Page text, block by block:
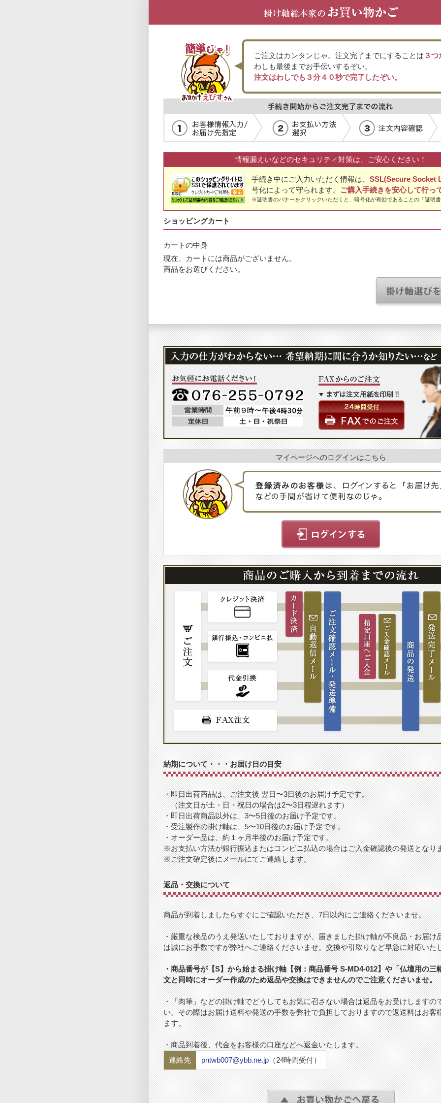
ご注文はカンタンじゃ。注文完了までにすることは ３つ
わしも最後までお手伝いするぞい。
注文はわしでも３分４０秒で完了したぞい。
情報漏えいなどのセキュリティ対策は、ご安心ください！
手続き中にご入力いただく情報は、 SSL(Secure Socket
号化によって守られます。 ご購入手続きを安心して行っ
※証明書のバナーをクリックいただくと、暗号化が有効であることの「証明
ショッピングカート
カートの中身
現在、カートには商品がございません。
商品をお選びください。
マイページへのログインはこちら
納期について・・・お届け日の目安
・即日出荷商品は、ご注文後 翌日〜3日後のお届け予定です。
（注文日が土・日・祝日の場合は2〜3日程遅れます）
・即日出荷商品以外は、3〜5日後のお届け予定です。
・受注製作の掛け軸は、5〜10日後のお届け予定です。
・オーダー品は、約１ヶ月半後のお届け予定です。
※お支払い方法が銀行振込またはコンビニ払込の場合はご入金確認後の発送となり
※ご注文確定後にメールにてご連絡します。
返品・交換について
商品が到着しましたらすぐにご確認いただき、7日以内にご連絡くださいませ。
・厳重な検品のうえ発送いたしておりますが、届きました掛け軸が不良品・お届け
は誠にお手数ですが弊社へご連絡くださいませ。交換や引取りなど早急に対応いた
・商品番号が【S】から始まる掛け軸【例：商品番号 S-MD4-012】や「仏壇用の三
文と同時にオーダー作成のため返品や交換はできませんのでご注意くださいませ。
・「肉筆」などの掛け軸でどうしてもお気に召さない場合は返品をお受けしますの
い。その際はお届け送料や発送の手数を弊社で負担しておりますので返送料はお客
ます。
・商品到着後、代金をお客様の口座などへ返金いたします。
連絡先
pntwb007@ybb.ne.jp （24時間受付）